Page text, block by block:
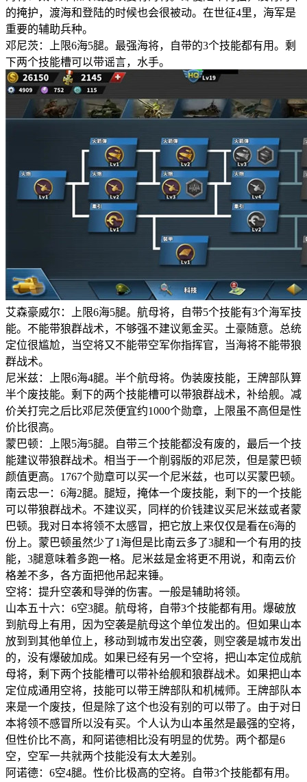
的掩护，渡海和登陆的时候也会很被动。在世征4里，海军是
重要的辅助兵种。
邓尼茨：上限6海5腿。最强海将，自带的3个技能都有用。剩
下两个技能槽可以带谣言，水手。
艾森豪威尔：上限6海5腿。航母将，自带5个技能有3个海军技
能。不能带狼群战术，不够强不建议氪金买。土豪随意。总统
定位很尴尬，当空将又不能带空军你指挥官，当海将不能带狼
群战术。
尼米兹：上限6海4腿。半个航母将。伪装废技能，王牌部队算
半个废技能。剩下的两个技能槽可以带狼群战术，补给舰。减
价关打完之后比邓尼茨便宜约1000个勋章，上限虽不高但是性
价比很高。
蒙巴顿：上限5海5腿。自带三个技能都没有废的，最后一个技
能建议带狼群战术。相当于一个削弱版的邓尼茨，但是蒙巴顿
颜值更高。1767个勋章可以买一个尼米兹，也可以买蒙巴顿。
南云忠一：6海2腿。腿短，掩体一个废技能，剩下的一个技能
可以带狼群战术。不建议买，同样的价钱建议买尼米兹或者蒙
巴顿。我对日本将领不太感冒，把它放上来仅仅是看在6海的
份上。蒙巴顿虽然少了1海但是比南云多了3腿和一个有用的技
能，3腿意味着多跑一格。尼米兹是金将更不用说，和南云价
格差不多，各方面把他吊起来锤。
空将：提升空袭和导弹的伤害。一般是辅助将领。
山本五十六：6空3腿。航母将，自带3个技能都有用。爆破放
到航母上有用，因为空袭是航母这个单位发出的。但如果山本
放到到其他单位上，移动到城市发出空袭，则空袭是城市发出
的，没有爆破加成。如果已经有另一个空将，把山本定位成航
母将，剩下两个技能槽可以带补给舰和狼群战术。如果把山本
定位成通用空将，技能可以带王牌部队和机械师。王牌部队本
来是一个废技，但是除了这个也没有别的可以带了。由于对日
本将领不感冒所以没有买。个人认为山本虽然是最强的空将，
但性价比不高，和阿诺德相比没有明显的优势。两个都是6
空，空军一共就两个技能没有太大差别。
阿诺德：6空4腿。性价比极高的空将。自带3个技能都有用。